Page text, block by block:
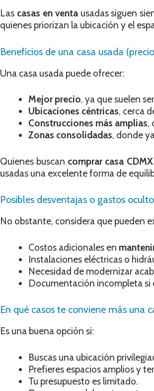
Las casas en ventausadas siguen
quienes priorizan la ubicación y el
Beneficios de una casa usada
Una casa usada puede ofrecer:
Mejor precio, ya que suelen
Ubicaciones céntricas, cerca
Construcciones más amplias,
Zonas consolidadas, donde
Quienes buscan comprar casa CDMX
usadas una excelente forma de
Posibles desventajas o gastos
No obstante, considera que pueden
Costos adicionales en
Instalaciones eléctricas o
Necesidad de modernizar
Documentación incompleta si
En qué casos te conviene más una
Es una buena opción si:
Buscas una ubicación
Prefieres espacios amplios y
Tu presupuesto es limitado.